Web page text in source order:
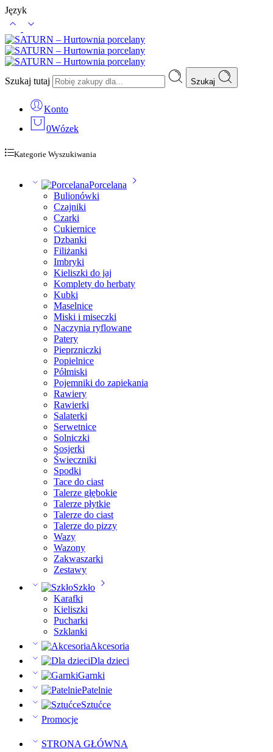
Język
Szukaj tutaj Szukaj
Konto
0Wózek
Kategorie Wyszukiwania
Porcelana
Bulionówki
Czajniki
Czarki
Cukiernice
Dzbanki
Filiżanki
Imbryki
Kieliszki do jaj
Komplety do herbaty
Kubki
Maselnice
Miski i miseczki
Naczynia ryflowane
Patery
Pieprzniczki
Popielnice
Półmiski
Pojemniki do zapiekania
Rawiery
Rawierki
Salaterki
Serwetnice
Solniczki
Sosjerki
Świeczniki
Spodki
Tace do ciast
Talerze głębokie
Talerze płytkie
Talerze do ciast
Talerze do pizzy
Wazy
Wazony
Zakwaszarki
Zestawy
Szkło
Karafki
Kieliszki
Pucharki
Szklanki
Akcesoria
Dla dzieci
Garnki
Patelnie
Sztućce
Promocje
STRONA GŁÓWNA